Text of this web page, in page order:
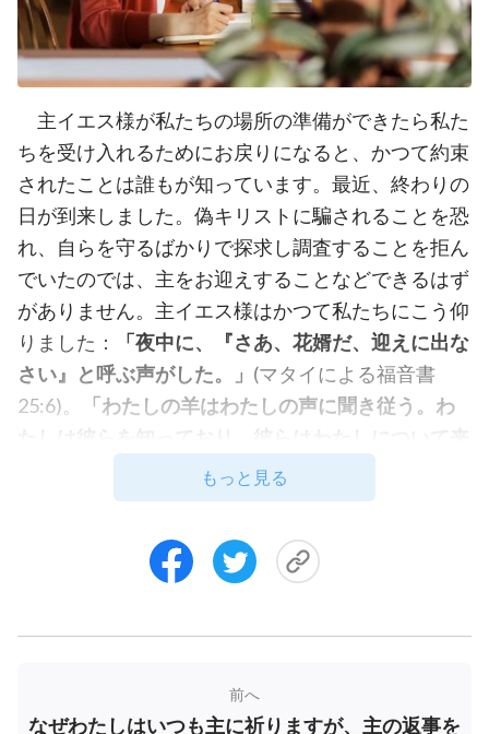
主イエス様が私たちの場所の準備ができたら私た
ちを受け入れるためにお戻りになると、かつて約束
されたことは誰もが知っています。最近、終わりの
日が到来しました。偽キリストに騙されることを恐
れ、自らを守るばかりで探求し調査することを拒ん
でいたのでは、主をお迎えすることなどできるはず
がありません。主イエス様はかつて私たちにこう仰
りました：
「夜中に、『さあ、花婿だ、迎えに出な
さい』と呼ぶ声がした。」 (マタイによる福音書
25:6)。
「わたしの羊はわたしの声に聞き従う。わ
たしは彼らを知っており、彼らはわたしについて来
(ヨハネによる福音書10:27)。ヨハネの黙示録
「耳のある者は、御霊が諸教会に言うことを
何度も強調されています。私たちは、これらの御言
とができ、そのような人間は賢い乙女であり、主の
羊であります。主がお戻りになったのを誰かが目撃
もっと見る
前へ
なぜわたしはいつも主に祈りますが、主の返事を